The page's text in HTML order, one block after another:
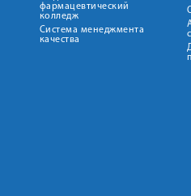
фармацевтический
колледж
Система менеджмента
качества